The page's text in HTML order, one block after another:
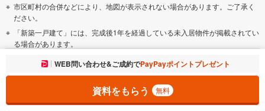
市区町村の合併などにより、地図が表示されない場合があります。ご了承く
ださい。
「新築一戸建て」には、完成後1年を経過している未入居物件が掲載されてい
る場合があります。
「新築一戸建て」には、販売住戸が複数の物件は、全ての住戸に該当しない
項目もあります。各問い合わせ先にご確認ください。
「建築条件付き土地」の価格には、建物価格は含まれません。
「建築条件付き土地」の「建物プラン例」は、土地購入者の設計プランの一
お気に入りに追加しました。 一覧を開く
WEB問い合わせ&ご成約でPayPayポイントプレゼント
資料をもらう 無料